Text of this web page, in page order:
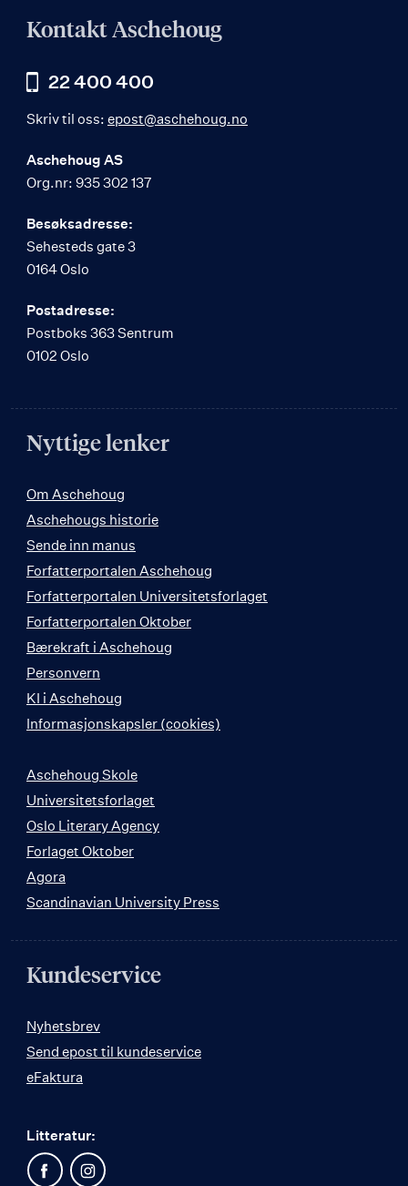
Kontakt Aschehoug
22 400 400
Skriv til oss: epost@aschehoug.no
Aschehoug AS
Org.nr: 935 302 137
Besøksadresse:
Sehesteds gate 3
0164 Oslo
Postadresse:
Postboks 363 Sentrum
0102 Oslo
Nyttige lenker
Om Aschehoug
Aschehougs historie
Sende inn manus
Forfatterportalen Aschehoug
Forfatterportalen Universitetsforlaget
Forfatterportalen Oktober
Bærekraft i Aschehoug
Personvern
KI i Aschehoug
Informasjonskapsler (cookies)
Aschehoug Skole
Universitetsforlaget
Oslo Literary Agency
Forlaget Oktober
Agora
Scandinavian University Press
Kundeservice
Nyhetsbrev
Send epost til kundeservice
eFaktura
Litteratur: